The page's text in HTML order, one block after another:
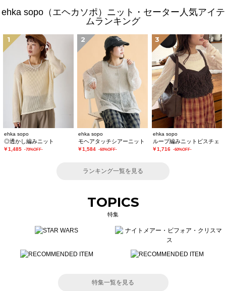
ehka sopo（エヘカソポ）ニット・セーター人気アイテ
ムランキング
1
ehka sopo
◎透かし編みニット
￥1,485 -70%OFF-
2
ehka sopo
モヘアタッチシアーニット
￥1,584 -60%OFF-
3
ehka sopo
ループ編みニットビスチェ
￥1,716 -60%OFF-
ランキング一覧を見る
TOPICS
特集
特集一覧を見る